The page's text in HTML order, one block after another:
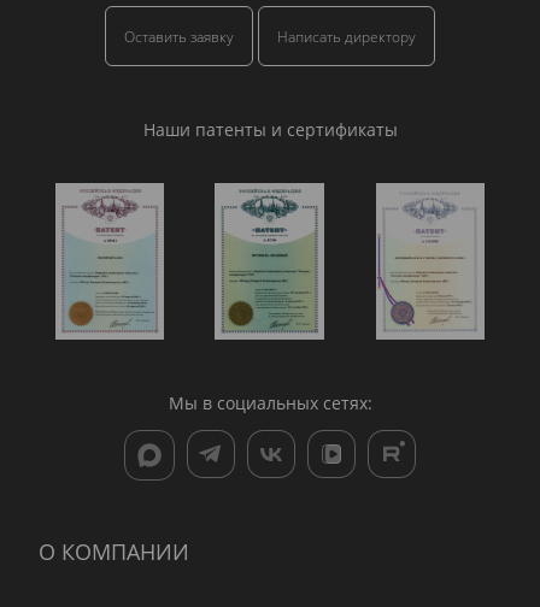
Оставить заявку Написать директору
Наши патенты и сертификаты
Мы в социальных сетях:
О КОМПАНИИ